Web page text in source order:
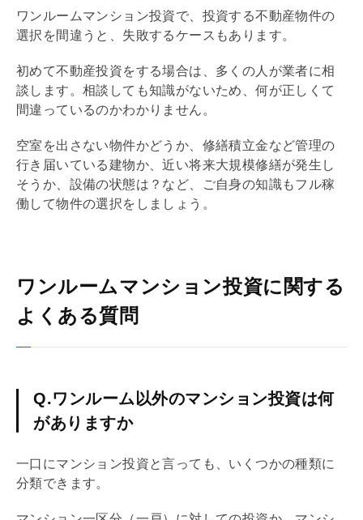
ワンルームマンション投資で、投資する不動産物件の
選択を間違うと、失敗するケースもあります。
初めて不動産投資をする場合は、多くの人が業者に相
談します。相談しても知識がないため、何が正しくて
間違っているのかわかりません。
空室を出さない物件かどうか、 修繕積立金など管理の
行き届いている建物か、近い将来大規模修繕が発生し
そうか、設備の状態は？など、ご自身の知識もフル稼
働して物件の選択をしましょう。
ワンルームマンション投資に関する
よくある質問
Q.ワンルーム以外のマンション投資は何
がありますか
一口にマンション投資と言っても、いくつかの種類に
分類できます。